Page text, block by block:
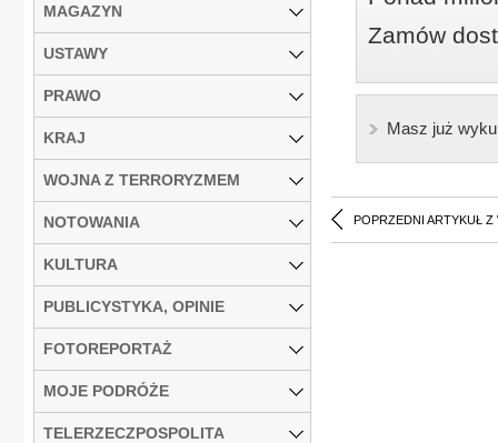
Zamów
Masz już
POPRZEDNI ARTYKUŁ Z
MAGAZYN
USTAWY
PRAWO
KRAJ
WOJNA Z TERRORYZMEM
NOTOWANIA
KULTURA
PUBLICYSTYKA, OPINIE
FOTOREPORTAŻ
MOJE PODRÓŻE
TELERZECZPOSPOLITA